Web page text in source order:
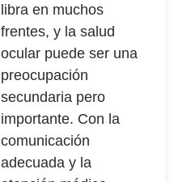
libra en muchos
frentes, y la salud
ocular puede ser una
preocupación
secundaria pero
importante. Con la
comunicación
adecuada y la